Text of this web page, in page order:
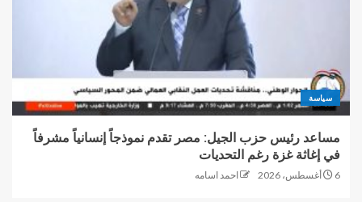
سياسة
مساعد رئيس حزب الجيل: مصر تقدم نموذجاً إنسانياً مشرفاً
في إغاثة غزة رغم التحديات
6 أغسطس، 2026 احمد اسامه